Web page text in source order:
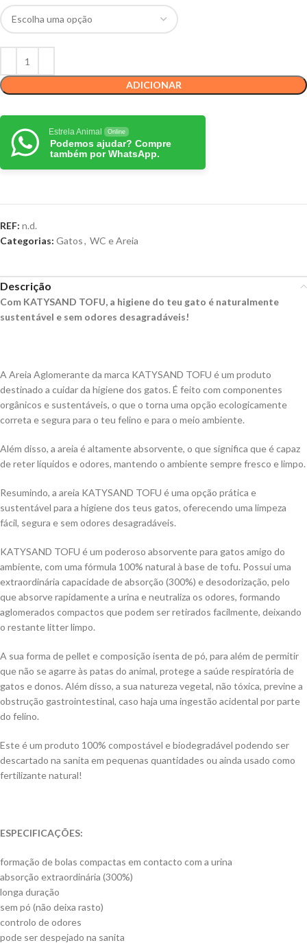
ADICIONAR
Estrela Animal Online
Podemos ajudar? Compre
também por WhatsApp.
REF: n.d.
Categorias: Gatos, WC e Areia
Descrição
Com KATYSAND TOFU, a higiene do teu gato é naturalmente
sustentável e sem odores desagradáveis!
A Areia Aglomerante da marca KATYSAND TOFU é um produto
destinado a cuidar da higiene dos gatos. É feito com componentes
orgânicos e sustentáveis, o que o torna uma opção ecologicamente
correta e segura para o teu felino e para o meio ambiente.
Além disso, a areia é altamente absorvente, o que significa que é capaz
de reter líquidos e odores, mantendo o ambiente sempre fresco e limpo.
Resumindo, a areia KATYSAND TOFU é uma opção prática e
sustentável para a higiene dos teus gatos, oferecendo uma limpeza
fácil, segura e sem odores desagradáveis.
KATYSAND TOFU é um poderoso absorvente para gatos amigo do
ambiente, com uma fórmula 100% natural à base de tofu. Possui uma
extraordinária capacidade de absorção (300%) e desodorização, pelo
que absorve rapidamente a urina e neutraliza os odores, formando
aglomerados compactos que podem ser retirados facilmente, deixando
o restante litter limpo.
A sua forma de pellet e composição isenta de pó, para além de permitir
que não se agarre às patas do animal, protege a saúde respiratória de
gatos e donos. Além disso, a sua natureza vegetal, não tóxica, previne a
obstrução gastrointestinal, caso haja uma ingestão acidental por parte
do felino.
Este é um produto 100% compostável e biodegradável podendo ser
descartado na sanita em pequenas quantidades ou ainda usado como
fertilizante natural!
ESPECIFICAÇÕES:
formação de bolas compactas em contacto com a urina
absorção extraordinária (300%)
longa duração
sem pó (não deixa rasto)
controlo de odores
pode ser despejado na sanita